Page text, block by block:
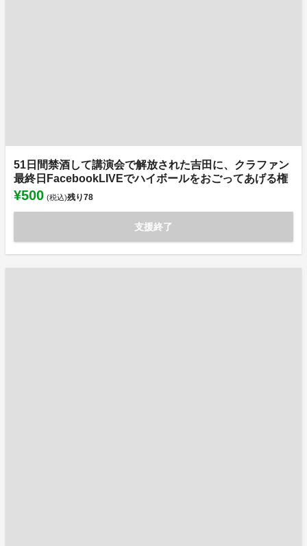
51日間禁酒して講演会で解放された吉田に、クラファン
最終日FacebookLIVEでハイボールをおごってあげる権
¥500 (税込)残り78
支援終了